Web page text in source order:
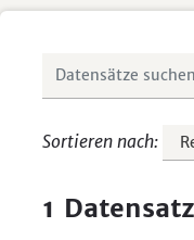
Sortieren nach
1